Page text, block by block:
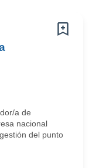
a de
nacional
del punto